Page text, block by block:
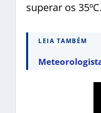
superar os
LEIA TAMBÉM